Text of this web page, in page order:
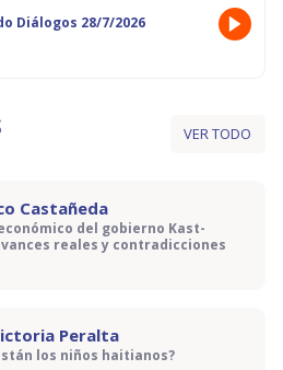
Diálogos 28/7/2026
VER TODO
Castañeda
del gobierno Kast-
reales y contradicciones
Peralta
los niños haitianos?